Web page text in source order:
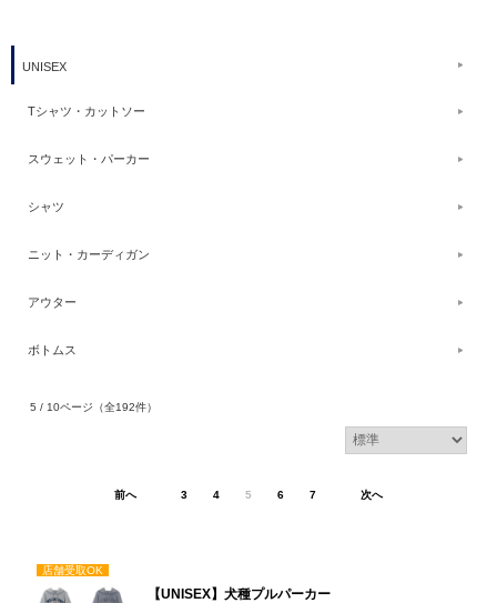
UNISEX
Tシャツ・カットソー
スウェット・パーカー
シャツ
ニット・カーディガン
アウター
ボトムス
5 / 10ページ （全192件）
前へ 3 4 5 6 7 次へ
店舗受取OK
【UNISEX】犬種プルパーカー